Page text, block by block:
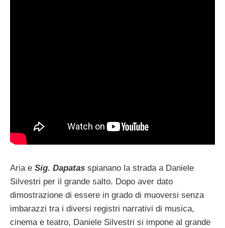
Aria e Sig. Dapatas spianano la strada a Daniele
Silvestri per il grande salto. Dopo aver dato
dimostrazione di essere in grado di muoversi senza
imbarazzi tra i diversi registri narrativi di musica,
cinema e teatro, Daniele Silvestri si impone al grande